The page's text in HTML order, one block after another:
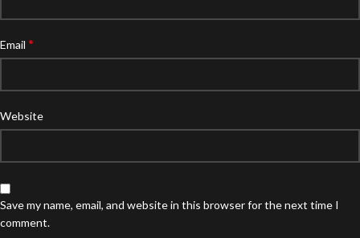
Email *
Website
Save my name, email, and website in this browser for the next time I
comment.